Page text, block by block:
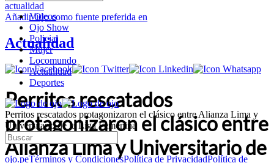
Videos
Ojo Show
Policial
Mujer
Locomundo
Actualidad
Deportes
Perritos rescatados protagonizaron el clásico entre Alianza Lima y
Universitario de la Liga Femenina
ojo.peTérminos y CondicionesPolítica de PrivacidadPolítica de
actualidad
AñadirOjocomo fuente preferida en
Actualidad
Perritos rescatados
protagonizaron el clásico entre
Alianza Lima y Universitario de